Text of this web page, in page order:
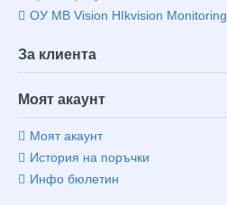
ОУ MB Vision HIkvision Monitoring
За клиента
Моят акаунт
Моят акаунт
История на поръчки
Инфо бюлетин